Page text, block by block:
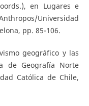
en Lugares e
Universidad
pp. 85-106.
geográfico y las
de Geografía Norte
Católica de Chile,